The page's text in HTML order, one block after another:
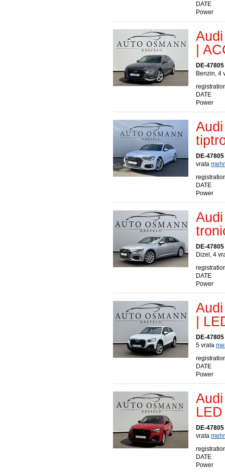
DATE
Power
|
DE-
Benzin, 4
DATE
Power
DE-
vrata
DATE
Power
DE-
Dizel, 4
DATE
Power
|
DE-
5 vrata
DATE
Power
DE-
vrata
DATE
Power